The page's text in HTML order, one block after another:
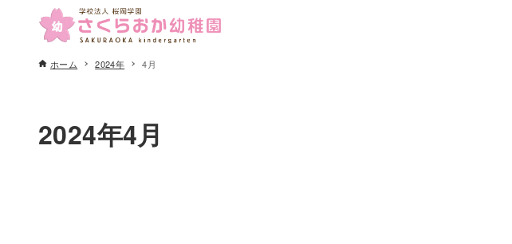
ホーム 2024年 4月
2024年4月